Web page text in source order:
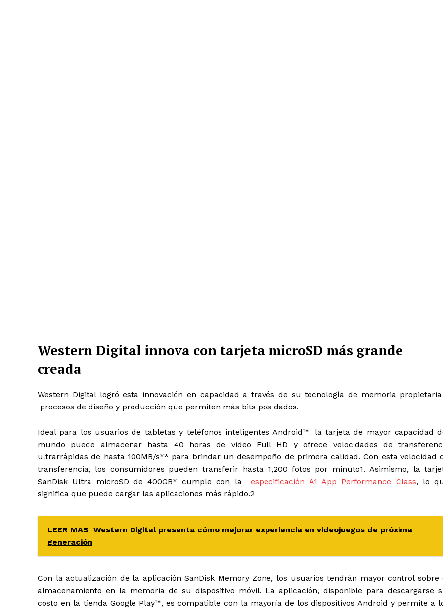
Western Digital innova con tarjeta microSD más grande
creada
Western Digital logró esta innovación en capacidad a través de su tecnología de memoria
procesos de diseño y producción que permiten más bits pos dados.
Ideal para los usuarios de tabletas y teléfonos inteligentes Android™, la tarjeta de mayor capacidad
mundo puede almacenar hasta 40 horas de video Full HD y ofrece velocidades de
ultrarrápidas de hasta 100MB/s** para brindar un desempeño de primera calidad. Con esta velocidad
transferencia, los consumidores pueden transferir hasta 1,200 fotos por minuto1. Asimismo, la
SanDisk Ultra microSD de 400GB* cumple con laespecificación A1 App Performance Class, lo
significa que puede cargar las aplicaciones más rápido.2
LEER MAS Western Digital presenta cómo mejorar experiencia en videojuegos de próxima
generación
Con la actualización de la aplicación SanDisk Memory Zone, los usuarios tendrán mayor control sobre
almacenamiento en la memoria de su dispositivo móvil. La aplicación, disponible para descargarse
costo en la tienda Google Play™, es compatible con la mayoría de los dispositivos Android y permite a